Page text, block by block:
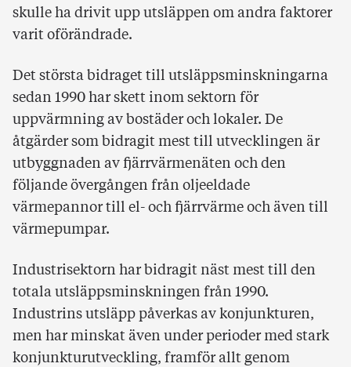
skulle ha drivit upp utsläppen om andra faktorer
varit oförändrade.
Det största bidraget till utsläppsminskningarna
sedan 1990 har skett inom sektorn för
uppvärmning av bostäder och lokaler. De
åtgärder som bidragit mest till utvecklingen är
utbyggnaden av fjärrvärmenäten och den
följande övergången från oljeeldade
värmepannor till el- och fjärrvärme och även till
värmepumpar.
Industrisektorn har bidragit näst mest till den
totala utsläppsminskningen från 1990.
Industrins utsläpp påverkas av konjunkturen,
men har minskat även under perioder med stark
konjunkturutveckling, framför allt genom